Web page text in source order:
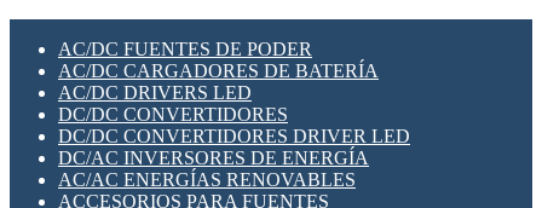
SWITCH Y MICROSWITCH
TARJETAS PI
UNIÓN Y DERIVACIÓN DE CABLE
PLACAS MODULARES IOT
SWITCHES Y REDES WIFI
SOLUCIONES IOT
SOLUCIONES LORAWAN
SOLUCIONES RED CELULAR
SEGURIDAD PARA REDES
SWITCHES LAN
TELEFONÍA IP (VOIP)
AC/DC FUENTES DE PODER
AC/DC CARGADORES DE BATERÍA
AC/DC DRIVERS LED
DC/DC CONVERTIDORES
DC/DC CONVERTIDORES DRIVER LED
DC/AC INVERSORES DE ENERGÍA
AC/AC ENERGÍAS RENOVABLES
ACCESORIOS PARA FUENTES